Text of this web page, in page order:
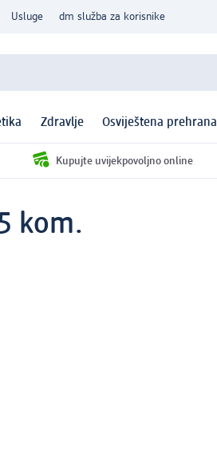
Usluge dm služba za korisnike
Zdravlje Osviještena prehrana
Kupujte uvijekpovoljno online
kom.